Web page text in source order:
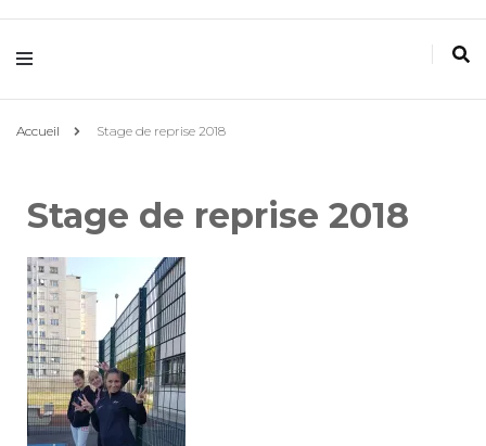
Villemomble
Gymnastique
Accueil Stage de reprise 2018
Stage de reprise 2018